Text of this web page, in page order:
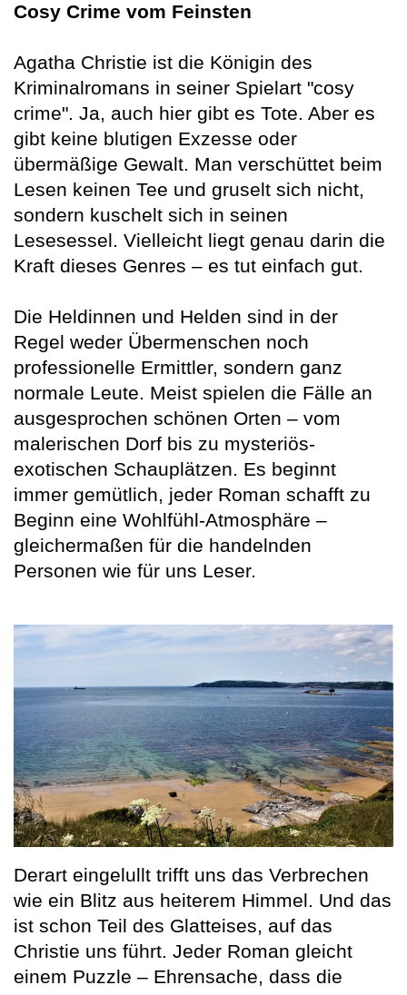
Cosy Crime vom Feinsten
Agatha Christie ist die Königin des
Kriminalromans in seiner Spielart "cosy
crime". Ja, auch hier gibt es Tote. Aber es
gibt keine blutigen Exzesse oder
übermäßige Gewalt. Man verschüttet beim
Lesen keinen Tee und gruselt sich nicht,
sondern kuschelt sich in seinen
Lesesessel. Vielleicht liegt genau darin die
Kraft dieses Genres – es tut einfach gut.
Die Heldinnen und Helden sind in der
Regel weder Übermenschen noch
professionelle Ermittler, sondern ganz
normale Leute. Meist spielen die Fälle an
ausgesprochen schönen Orten – vom
malerischen Dorf bis zu mysteriös-
exotischen Schauplätzen. Es beginnt
immer gemütlich, jeder Roman schafft zu
Beginn eine Wohlfühl-Atmosphäre –
gleichermaßen für die handelnden
Personen wie für uns Leser.
Derart eingelullt trifft uns das Verbrechen
wie ein Blitz aus heiterem Himmel. Und das
ist schon Teil des Glatteises, auf das
Christie uns führt. Jeder Roman gleicht
einem Puzzle – Ehrensache, dass die